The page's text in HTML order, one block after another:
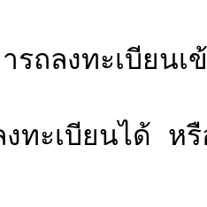
รถลงทะเบียน